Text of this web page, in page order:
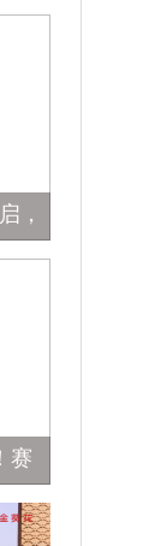
，
式
赛